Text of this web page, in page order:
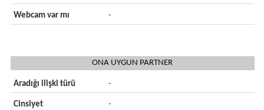
Webcam var mı -
ONA UYGUN PARTNER
Aradığı ilişki türü -
Cinsiyet -